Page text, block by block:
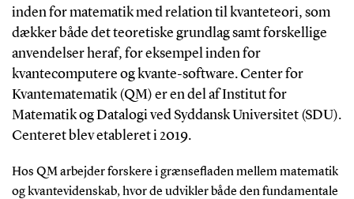
inden for matematik med relation til kvanteteori, som
dækker både det teoretiske grundlag samt forskellige
anvendelser heraf, for eksempel inden for
kvantecomputere og kvante-software. Center for
Kvantematematik (QM) er en del af Institut for
Matematik og Datalogi ved Syddansk Universitet (SDU).
Centeret blev etableret i 2019.
Hos QM arbejder forskere i grænsefladen mellem matematik
og kvantevidenskab, hvor de udvikler både den fundamentale